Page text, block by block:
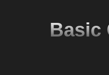
Basic